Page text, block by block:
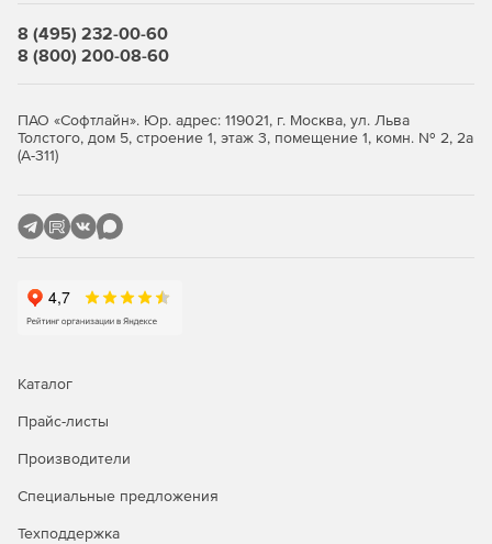
распределенных предприятий.
SandBox(R)) и поведенческого анализа (DNA Matching).
Эти механизмы обеспечивают защиту от новых и
Silent-клиент. Эта мощная функция позволяет
время не препятствовать доступу пользователей.
8 (495) 232-00-60
8 (800) 200-08-60
ПАО «Софтлайн». Юр. адрес: 119021, г. Москва, ул. Льва
Толстого, дом 5, строение 1, этаж 3, помещение 1, комн. № 2, 2а
(А-311)
Каталог
Прайс-листы
Производители
Специальные предложения
Техподдержка